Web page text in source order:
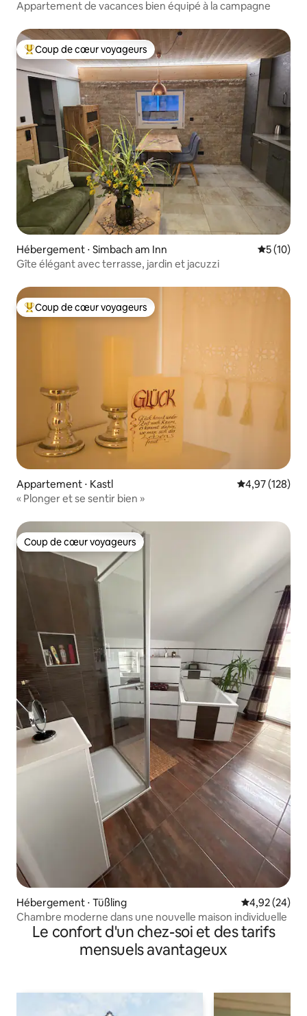
Appartement de vacances bien équipé à la campagne
Coups de cœur voyageurs les plus appréciés
Coup de cœur voyageurs
Hébergement ⋅ Simbach am Inn
5 (10)
Gîte élégant avec terrasse, jardin et jacuzzi
Coups de cœur voyageurs les plus appréciés
Coup de cœur voyageurs
Appartement ⋅ Kastl Évaluation
4,97 (128)
« Plonger et se sentir bien »
Coup de cœur voyageurs
Coup de cœur voyageurs
Hébergement ⋅ Tüßling Évaluation
4,92 (24)
Chambre moderne dans une nouvelle maison individuelle
Le confort d'un chez-soi et des tarifs
mensuels avantageux